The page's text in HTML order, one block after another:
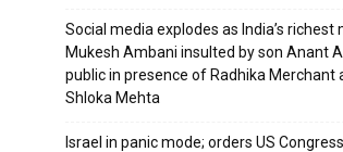
Social media explodes as India’s richest
Mukesh Ambani insulted by son Anant
public in presence of Radhika Merchant
Shloka Mehta
Israel in panic mode; orders US